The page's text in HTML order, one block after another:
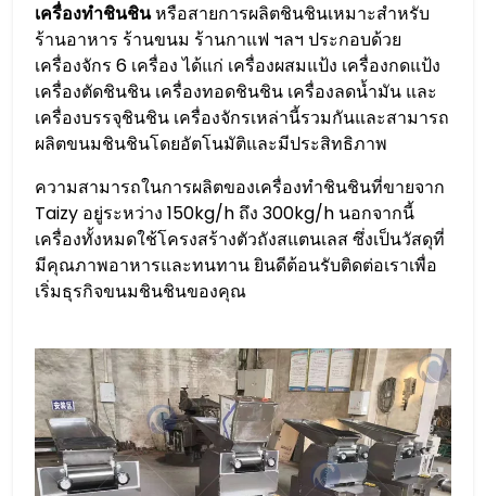
เครื่องทำชินชินหรือสายการผลิตชินชินเหมาะสำหรับ
ร้านอาหาร ร้านขนม ร้านกาแฟ ฯลฯ ประกอบด้วย
เครื่องจักร 6 เครื่อง ได้แก่ เครื่องผสมแป้ง เครื่องกดแป้ง
เครื่องตัดชินชิน เครื่องทอดชินชิน เครื่องลดน้ำมัน และ
เครื่องบรรจุชินชิน เครื่องจักรเหล่านี้รวมกันและสามารถ
ผลิตขนมชินชินโดยอัตโนมัติและมีประสิทธิภาพ
ความสามารถในการผลิตของเครื่องทำชินชินที่ขายจาก
Taizy อยู่ระหว่าง 150kg/h ถึง 300kg/h นอกจากนี้
เครื่องทั้งหมดใช้โครงสร้างตัวถังสแตนเลส ซึ่งเป็นวัสดุที่
มีคุณภาพอาหารและทนทาน ยินดีต้อนรับติดต่อเราเพื่อ
เริ่มธุรกิจขนมชินชินของคุณ